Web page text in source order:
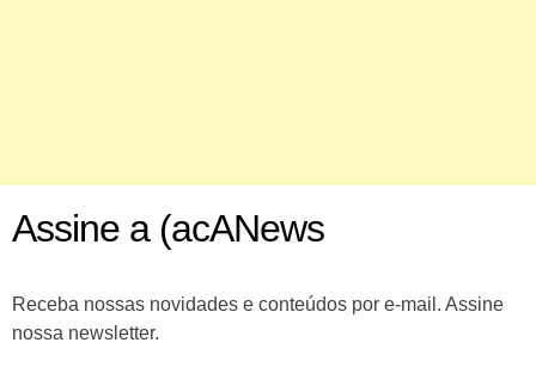
Assine a (acANews
Receba nossas novidades e conteúdos por e-mail. Assine
nossa newsletter.